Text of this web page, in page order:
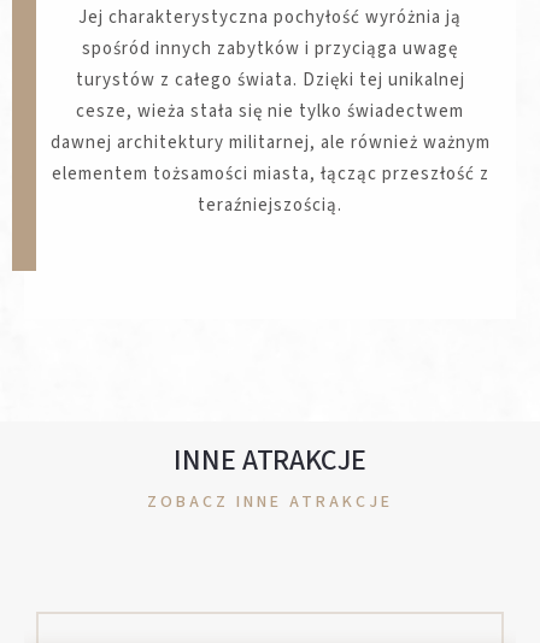
Jej charakterystyczna pochyłość wyróżnia ją
spośród innych zabytków i przyciąga uwagę
turystów z całego świata. Dzięki tej unikalnej
cesze, wieża stała się nie tylko świadectwem
dawnej architektury militarnej, ale również ważnym
elementem tożsamości miasta, łącząc przeszłość z
teraźniejszością.
INNE ATRAKCJE
ZOBACZ INNE ATRAKCJE